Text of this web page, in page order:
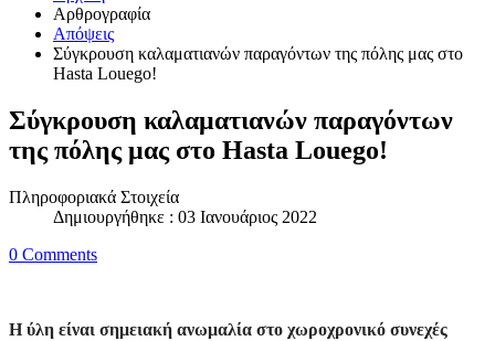
Αρθρογραφία
Απόψεις
Σύγκρουση καλαματιανών παραγόντων της πόλης μας στο
Hasta Louego!
Σύγκρουση καλαματιανών παραγόντων
της πόλης μας στο Hasta Louego!
Πληροφοριακά Στοιχεία
Δημιουργήθηκε : 03 Ιανουάριος 2022
0 Comments
Η ύλη είναι σημειακή ανωμαλία στο χωροχρονικό συνεχές